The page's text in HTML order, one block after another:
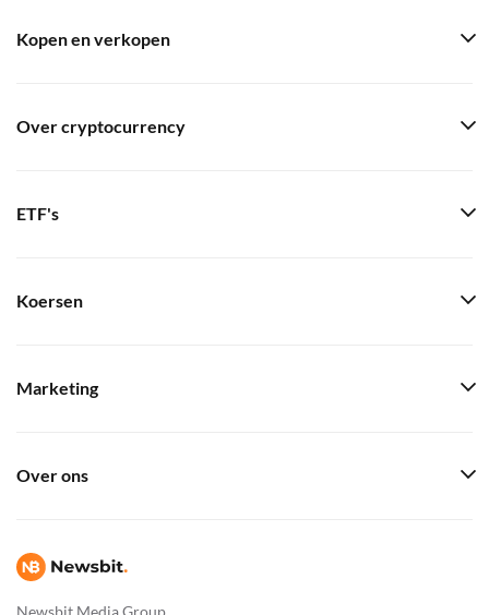
Newsbit Media Group
Kopen en verkopen
Over cryptocurrency
ETF's
Koersen
Marketing
Over ons